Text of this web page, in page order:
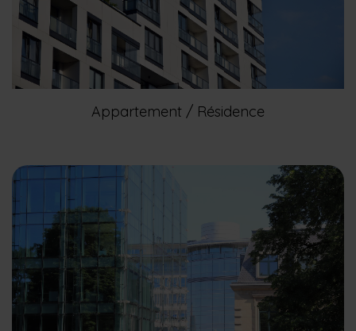
Appartement / Résidence